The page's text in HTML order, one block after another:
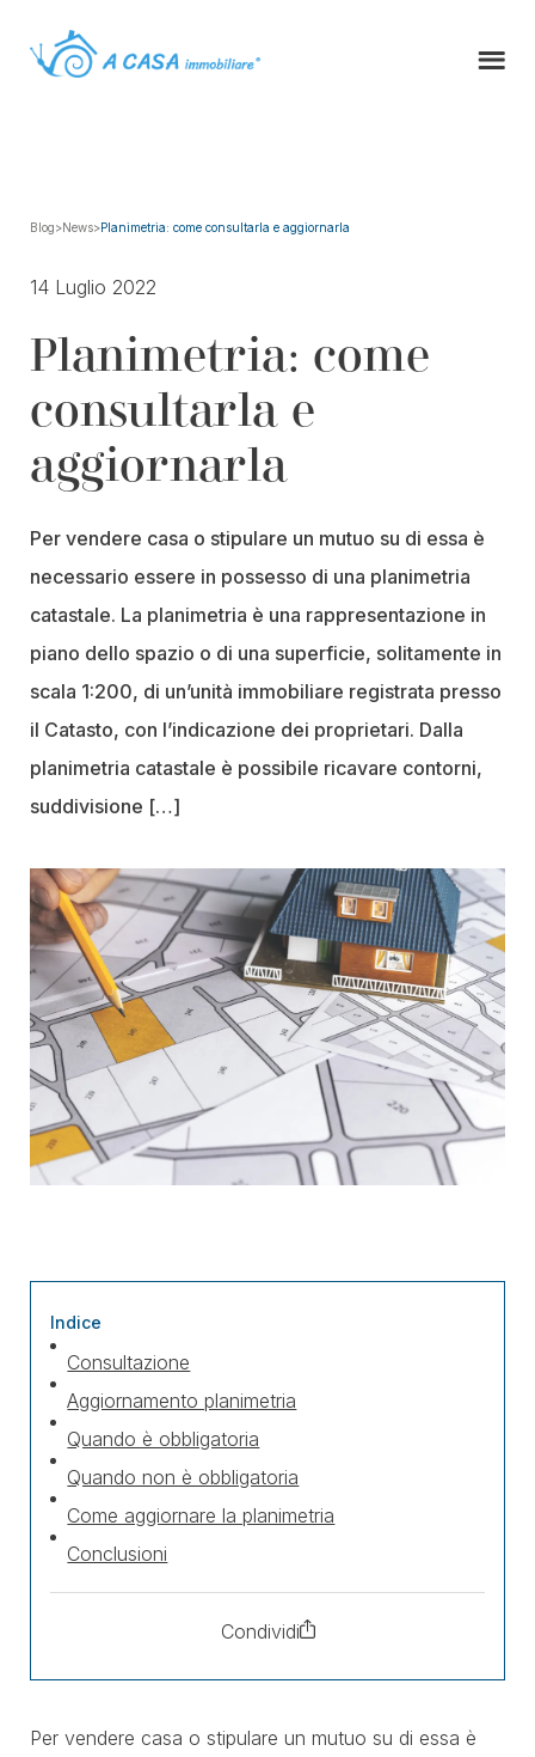
Blog>News>Planimetria: come consultarla e aggiornarla
14 Luglio 2022
Planimetria: come
consultarla e
aggiornarla
Per vendere casa o stipulare un mutuo su di essa è
necessario essere in possesso di una planimetria
catastale. La planimetria è una rappresentazione in
piano dello spazio o di una superficie, solitamente in
scala 1:200, di un’unità immobiliare registrata presso
il Catasto, con l’indicazione dei proprietari. Dalla
planimetria catastale è possibile ricavare contorni,
suddivisione […]
Indice
Consultazione
Aggiornamento planimetria
Quando è obbligatoria
Quando non è obbligatoria
Come aggiornare la planimetria
Conclusioni
Condividi
Per vendere casa o stipulare un mutuo su di essa è